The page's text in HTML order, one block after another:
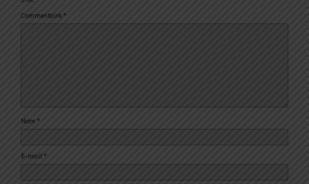
Commentaire *
Nom *
E-mail *